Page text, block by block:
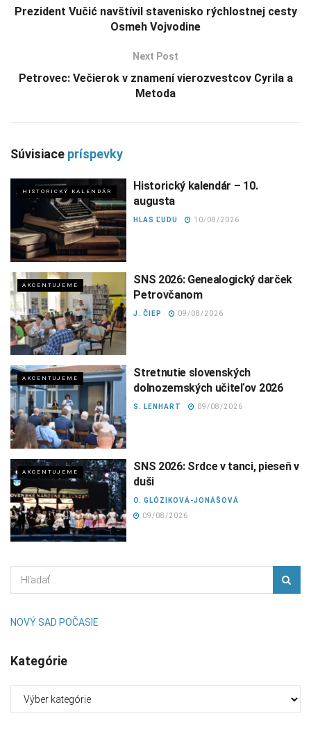
Prezident Vučić navštívil stavenisko rýchlostnej cesty
Osmeh Vojvodine
Next Post
Petrovec: Večierok v znamení vierozvestcov Cyrila a
Metoda
Súvisiace príspevky
HISTORICKÝ KALENDÁR
Historický kalendár – 10.
augusta
HLAS ĽUDU 10/08/2026
AKCENTUJEME
SNS 2026: Genealogický darček
Petrovčanom
J. ČIEP 09/08/2026
AKCENTUJEME
Stretnutie slovenských
dolnozemských učiteľov 2026
S. LENHART 09/08/2026
AKCENTUJEME
SNS 2026: Srdce v tanci, pieseň v
duši
O. GLÓZIKOVÁ-JONÁŠOVÁ
09/08/2026
NOVÝ SAD POČASIE
Kategórie